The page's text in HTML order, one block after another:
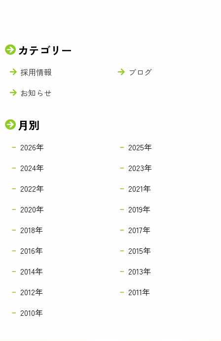
カテゴリー
採用情報
ブログ
お知らせ
月別
2026年
2025年
2024年
2023年
2022年
2021年
2020年
2019年
2018年
2017年
2016年
2015年
2014年
2013年
2012年
2011年
2010年